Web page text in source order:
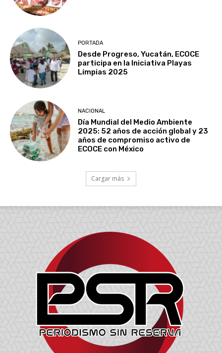
PORTADA
Desde Progreso, Yucatán, ECOCE
participa en la Iniciativa Playas
Limpias 2025
NACIONAL
Día Mundial del Medio Ambiente
2025: 52 años de acción global y 23
años de compromiso activo de
ECOCE con México
Cargar más